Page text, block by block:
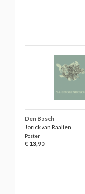
Den Bosch
Jorick van Raalten
Poster
€ 13,90